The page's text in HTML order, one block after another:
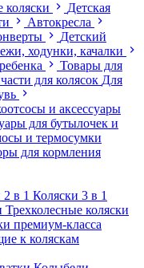
коляски
Детская
Автокресла
Детский
ходунки, качалки
Товары для
для колясок Для
и аксессуары
для бутылочек и
и термосумки
для кормления
в 1 Коляски 3 в 1
Трехколесные коляски
премиум-класса
к коляскам